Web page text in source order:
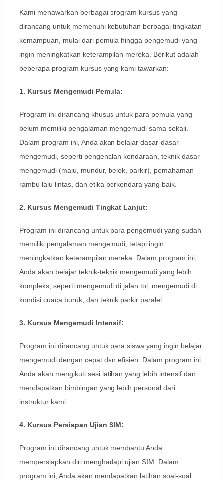
Kami menawarkan berbagai program kursus yang
dirancang untuk memenuhi kebutuhan berbagai tingkatan
kemampuan, mulai dari pemula hingga pengemudi yang
ingin meningkatkan keterampilan mereka. Berikut adalah
beberapa program kursus yang kami tawarkan:
1. Kursus Mengemudi Pemula:
Program ini dirancang khusus untuk para pemula yang
belum memiliki pengalaman mengemudi sama sekali.
Dalam program ini, Anda akan belajar dasar-dasar
mengemudi, seperti pengenalan kendaraan, teknik dasar
mengemudi (maju, mundur, belok, parkir), pemahaman
rambu lalu lintas, dan etika berkendara yang baik.
2. Kursus Mengemudi Tingkat Lanjut:
Program ini dirancang untuk para pengemudi yang sudah
memiliki pengalaman mengemudi, tetapi ingin
meningkatkan keterampilan mereka. Dalam program ini,
Anda akan belajar teknik-teknik mengemudi yang lebih
kompleks, seperti mengemudi di jalan tol, mengemudi di
kondisi cuaca buruk, dan teknik parkir paralel.
3. Kursus Mengemudi Intensif:
Program ini dirancang untuk para siswa yang ingin belajar
mengemudi dengan cepat dan efisien. Dalam program ini,
Anda akan mengikuti sesi latihan yang lebih intensif dan
mendapatkan bimbingan yang lebih personal dari
instruktur kami.
4. Kursus Persiapan Ujian SIM:
Program ini dirancang untuk membantu Anda
mempersiapkan diri menghadapi ujian SIM. Dalam
program ini, Anda akan mendapatkan latihan soal-soal